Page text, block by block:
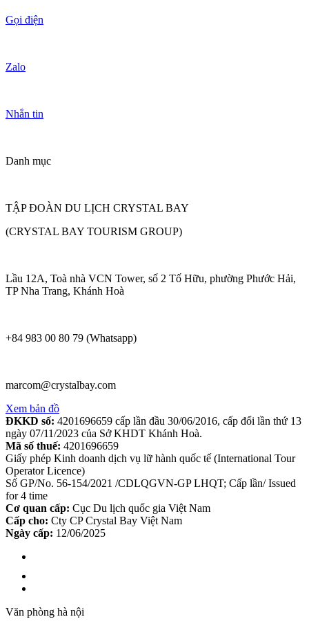
Gọi điện
Zalo
Nhắn tin
Danh mục
TẬP ĐOÀN DU LỊCH CRYSTAL BAY
(CRYSTAL BAY TOURISM GROUP)
Lầu 12A, Toà nhà VCN Tower, số 2 Tố Hữu, phường Phước Hải,
TP Nha Trang, Khánh Hoà
+84 983 00 80 79 (Whatsapp)
marcom@crystalbay.com
Xem bản đồ
ĐKKD số: 4201696659 cấp lần đầu 30/06/2016, cấp đổi lần thứ 13
ngày 07/11/2023 của Sở KHDT Khánh Hoà.
Mã số thuế: 4201696659
Giấy phép Kinh doanh dịch vụ lữ hành quốc tế (International Tour
Operator Licence)
Số GP/No. 56-154/2021 /CDLQGVN-GP LHQT; Cấp lần/ Issued
for 4 time
Cơ quan cấp: Cục Du lịch quốc gia Việt Nam
Cấp cho: Cty CP Crystal Bay Việt Nam
Ngày cấp: 12/06/2025
Văn phòng hà nội